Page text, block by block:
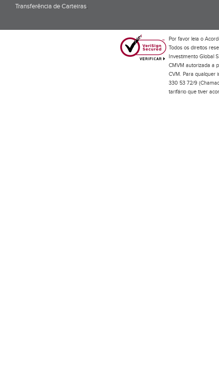
Transferência de Carteiras;
Por favor leia o
Todos os direitos
Investimento Global
CMVM autorizada a
CVM. Para qualquer
330 53 72/9
tarifário que tiver